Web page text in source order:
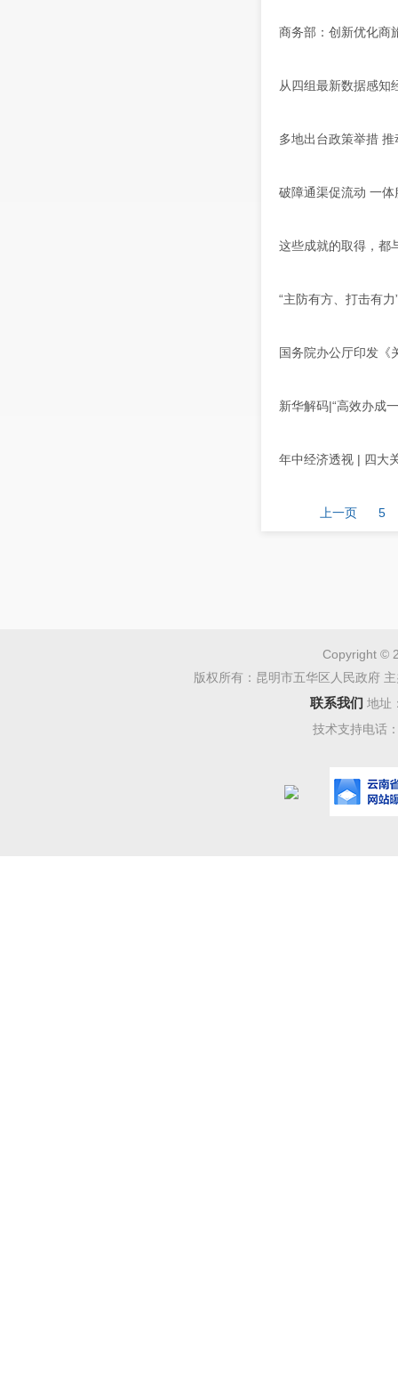
商务部：创新优化商
从四组最新数据感知
多地出台政策举措
破障通渠促流动 一
这些成就的取得，都
“主防有方、打击有
国务院办公厅印发《
新华解码|“高效办成
年中经济透视 | 四大
上一页 5
Copyright ©
版权所有：昆明市五华区人民政府
联系我们 地址
技术支持电话